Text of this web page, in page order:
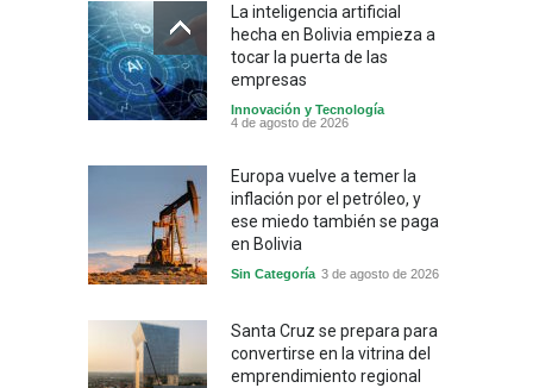
La inteligencia artificial
hecha en Bolivia empieza a
tocar la puerta de las
empresas
Innovación y Tecnología
4 de agosto de 2026
Europa vuelve a temer la
inflación por el petróleo, y
ese miedo también se paga
en Bolivia
Sin Categoría 3 de agosto de 2026
Santa Cruz se prepara para
convertirse en la vitrina del
emprendimiento regional